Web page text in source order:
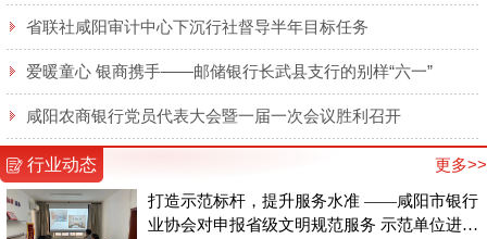
省联社咸阳审计中心下沉行社督导半年目标任务
爱暖童心 银商携手——邮储银行长武县支行的别样“六一”
咸阳农商银行党员代表大会暨一届一次会议胜利召开
行业动态 更多>>
打造示范标杆，提升服务水准 ——咸阳市银行
业协会对申报省级文明规范服务 示范单位进行